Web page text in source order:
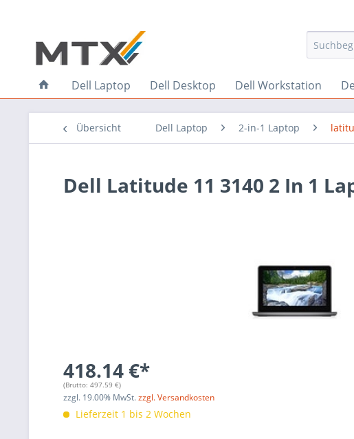
Dell Laptop Dell Desktop Dell Workstation
Übersicht Dell Laptop 2-in-1 Laptop
Dell Latitude 11 3140 2 In 1
418.14 €*
(Brutto: 497.59 €)
zzgl. 19.00% MwSt.zzgl. Versandkosten
Lieferzeit 1 bis 2 Wochen